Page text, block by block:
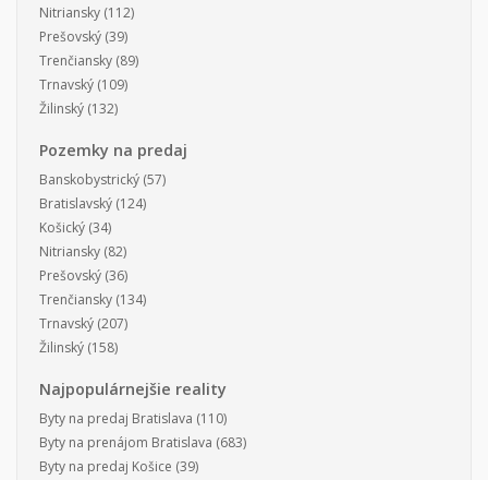
Nitriansky (112)
Prešovský (39)
Trenčiansky (89)
Trnavský (109)
Žilinský (132)
Pozemky na predaj
Banskobystrický (57)
Bratislavský (124)
Košický (34)
Nitriansky (82)
Prešovský (36)
Trenčiansky (134)
Trnavský (207)
Žilinský (158)
Najpopulárnejšie reality
Byty na predaj Bratislava (110)
Byty na prenájom Bratislava (683)
Byty na predaj Košice (39)